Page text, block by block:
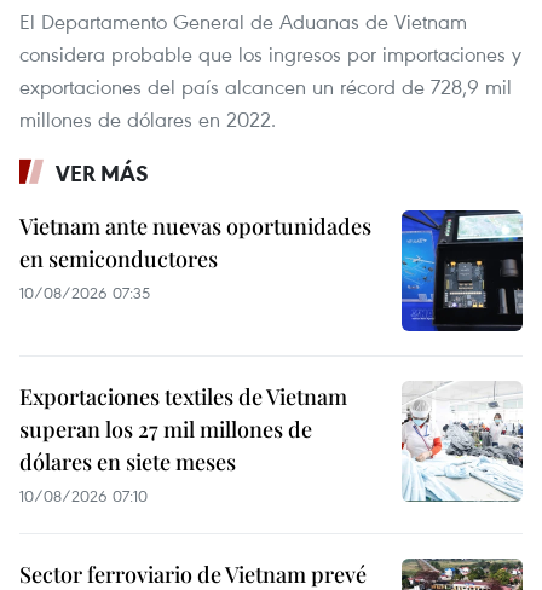
El Departamento General de Aduanas de Vietnam
considera probable que los ingresos por importaciones y
exportaciones del país alcancen un récord de 728,9 mil
millones de dólares en 2022.
VER MÁS
Vietnam ante nuevas oportunidades
en semiconductores
10/08/2026 07:35
Exportaciones textiles de Vietnam
superan los 27 mil millones de
dólares en siete meses
10/08/2026 07:10
Sector ferroviario de Vietnam prevé